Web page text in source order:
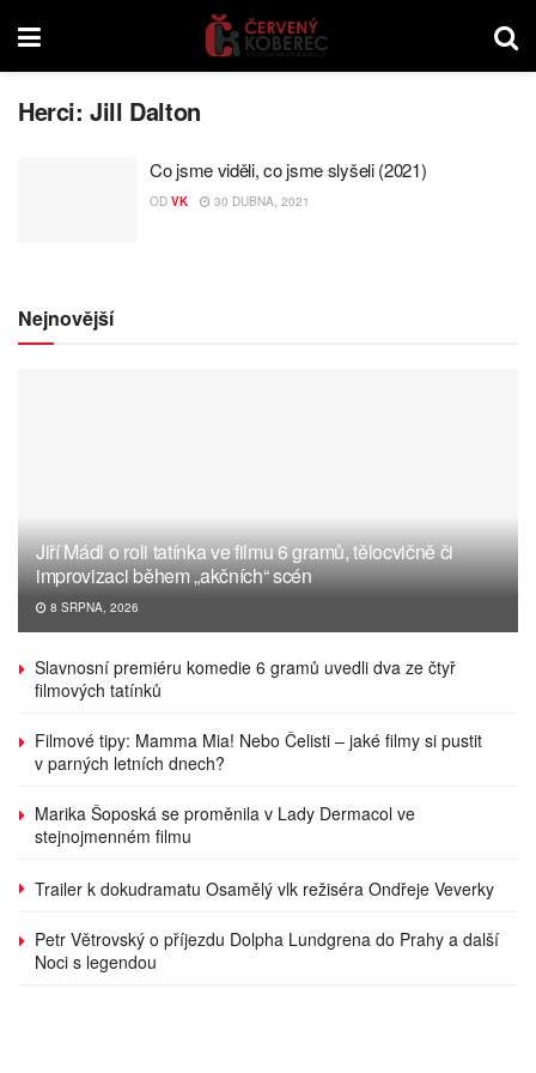
Herci:Jill Dalton
Co jsme viděli, co jsme slyšeli (2021)
OD VK 30 DUBNA, 2021
Nejnovější
Jiří Mádl o roli tatínka ve filmu 6 gramů, tělocvičně či
improvizaci během „akčních“ scén
8 SRPNA, 2026
Slavnosní premiéru komedie 6 gramů uvedli dva ze čtyř
filmových tatínků
Filmové tipy: Mamma Mia! Nebo Čelisti – jaké filmy si pustit
v parných letních dnech?
Marika Šoposká se proměnila v Lady Dermacol ve
stejnojmenném filmu
Trailer k dokudramatu Osamělý vlk režiséra Ondřeje Veverky
Petr Větrovský o příjezdu Dolpha Lundgrena do Prahy a další
Noci s legendou